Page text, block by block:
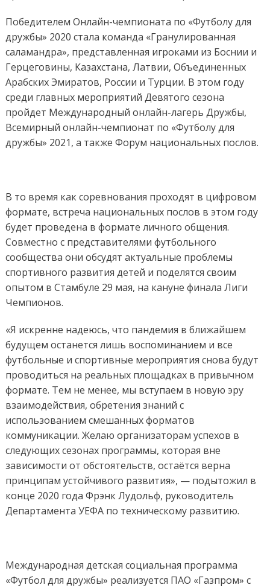
Победителем Онлайн-чемпионата по «Футболу для
дружбы» 2020 стала команда «Гранулированная
саламандра», представленная игроками из Боснии и
Герцеговины, Казахстана, Латвии, Объединенных
Арабских Эмиратов, России и Турции. В этом году
среди главных мероприятий Девятого сезона
пройдет Международный онлайн-лагерь Дружбы,
Всемирный онлайн-чемпионат по «Футболу для
дружбы» 2021, а также Форум национальных послов.
В то время как соревнования проходят в цифровом
формате, встреча национальных послов в этом году
будет проведена в формате личного общения.
Совместно с представителями футбольного
сообщества они обсудят актуальные проблемы
спортивного развития детей и поделятся своим
опытом в Стамбуле 29 мая, на кануне финала Лиги
Чемпионов.
«Я искренне надеюсь, что пандемия в ближайшем
будущем останется лишь воспоминанием и все
футбольные и спортивные мероприятия снова будут
проводиться на реальных площадках в привычном
формате. Тем не менее, мы вступаем в новую эру
взаимодействия, обретения знаний с
использованием смешанных форматов
коммуникации. Желаю организаторам успехов в
следующих сезонах программы, которая вне
зависимости от обстоятельств, остаётся верна
принципам устойчивого развития», — подытожил в
конце 2020 года Фрэнк Лудольф, руководитель
Департамента УЕФА по техническому развитию.
Международная детская социальная программа
«Футбол для дружбы» реализуется ПАО «Газпром» с